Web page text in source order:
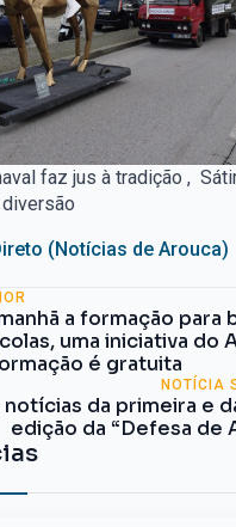
faz jus à tradição ,
(Notícias de Arouca)
a formação para
uma iniciativa do
é gratuita
NOTÍCIA
da primeira e
edição da “Defesa de